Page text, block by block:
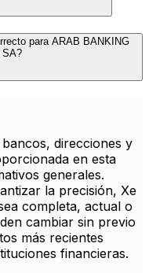
para ARAB BANKING
SA?
direcciones y
en esta
generales.
la precisión, Xe
completa, actual o
cambiar sin previo
más recientes
financieras.